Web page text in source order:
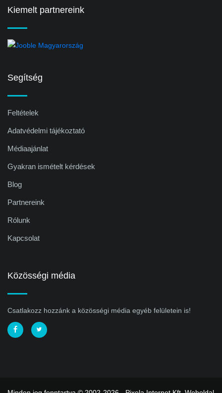
Kiemelt partnereink
Segítség
Feltételek
Adatvédelmi tájékoztató
Médiaajánlat
Gyakran ismételt kérdések
Blog
Partnereink
Rólunk
Kapcsolat
Közösségi média
Csatlakozz hozzánk a közösségi média egyéb felületein is!